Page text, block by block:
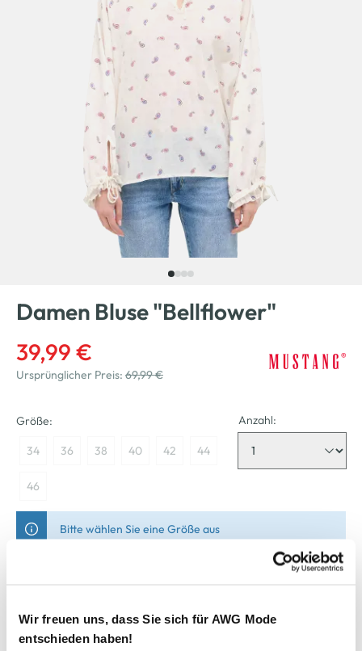
Wir freuen uns, dass Sie sich für AWG Mode
entschieden haben!
Damen Bluse "Bellflower"
39,99 €
Ursprünglicher Preis: 69,99 €
Größe:
34 36 38 40 42 44
46
Anzahl:
Bitte wählen Sie eine Größe aus
In den Warenkorb